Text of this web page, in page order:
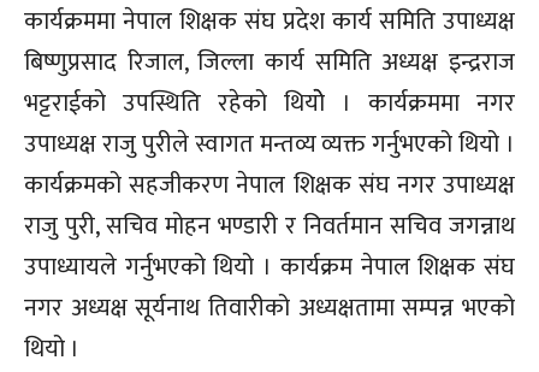
कार्यक्रममा नेपाल शिक्षक संघ प्रदेश कार्य समिति उपाध्यक्ष
बिष्णुप्रसाद रिजाल, जिल्ला कार्य समिति अध्यक्ष इन्द्रराज
भट्टराईको उपस्थिति रहेको थियोे । कार्यक्रममा नगर
उपाध्यक्ष राजु पुरीले स्वागत मन्तव्य व्यक्त गर्नुभएको थियो ।
कार्यक्रमको सहजीकरण नेपाल शिक्षक संघ नगर उपाध्यक्ष
राजु पुरी, सचिव मोहन भण्डारी र निवर्तमान सचिव जगन्नाथ
उपाध्यायले गर्नुभएको थियो । कार्यक्रम नेपाल शिक्षक संघ
नगर अध्यक्ष सूर्यनाथ तिवारीको अध्यक्षतामा सम्पन्न भएको
थियो ।